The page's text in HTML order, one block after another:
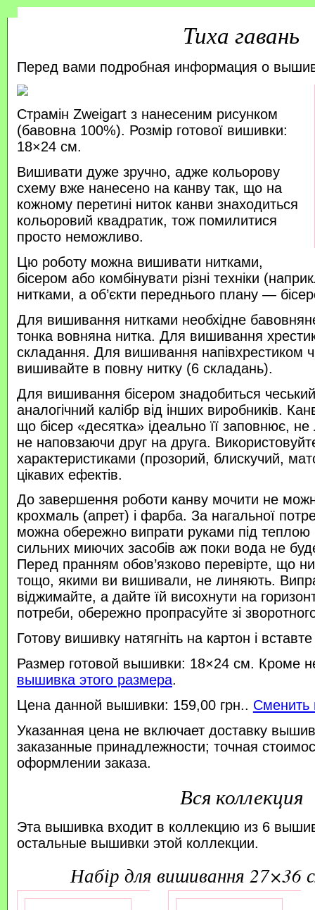
Тиха гавань
Перед вами подробная информация о
Страмін Zweigart з нанесеним рисунком
(бавовна 100%). Розмір готової вишивки:
18×24 см.
Вишивати дуже зручно, адже кольорову
схему вже нанесено на канву так, що на
кожному перетині ниток канви знаходиться
кольоровий квадратик, тож помилитися
просто неможливо.
Цю роботу можна вишивати нитками,
бісером або комбінувати різні техніки
нитками, а об’єкти переднього плану —
Для вишивання нитками необхідне
тонка вовняна нитка. Для вишивання
складання. Для вишивання напівхрестиком
вишивайте в повну нитку (6 складань).
Для вишивання бісером знадобиться
аналогічний калібр від інших виробників.
що бісер «десятка» ідеально її заповнює,
не наповзаючи друг на друга.
характеристиками (прозорий, блискучий,
цікавих ефектів.
До завершення роботи канву мочити не
крохмаль (апрет) і фарба. За нагальної
можна обережно випрати руками під
сильних миючих засобів аж поки вода не
Перед пранням обов’язково перевірте, що
тощо, якими ви вишивали, не линяють.
віджимайте, а дайте їй висохнути на
потреби, обережно пропрасуйте зі
Готову вишивку натягніть на картон і
Размер готовой вышивки: 18×24 см. Кроме
вышивка этого размера.
Цена данной вышивки: 159,00 грн.. Сменить
Указанная цена не включает доставку
заказанные принадлежности; точная
оформлении заказа.
Вся коллекция
Эта вышивка входит в коллекцию из 6
остальные вышивки этой коллекции.
набір для вишивання